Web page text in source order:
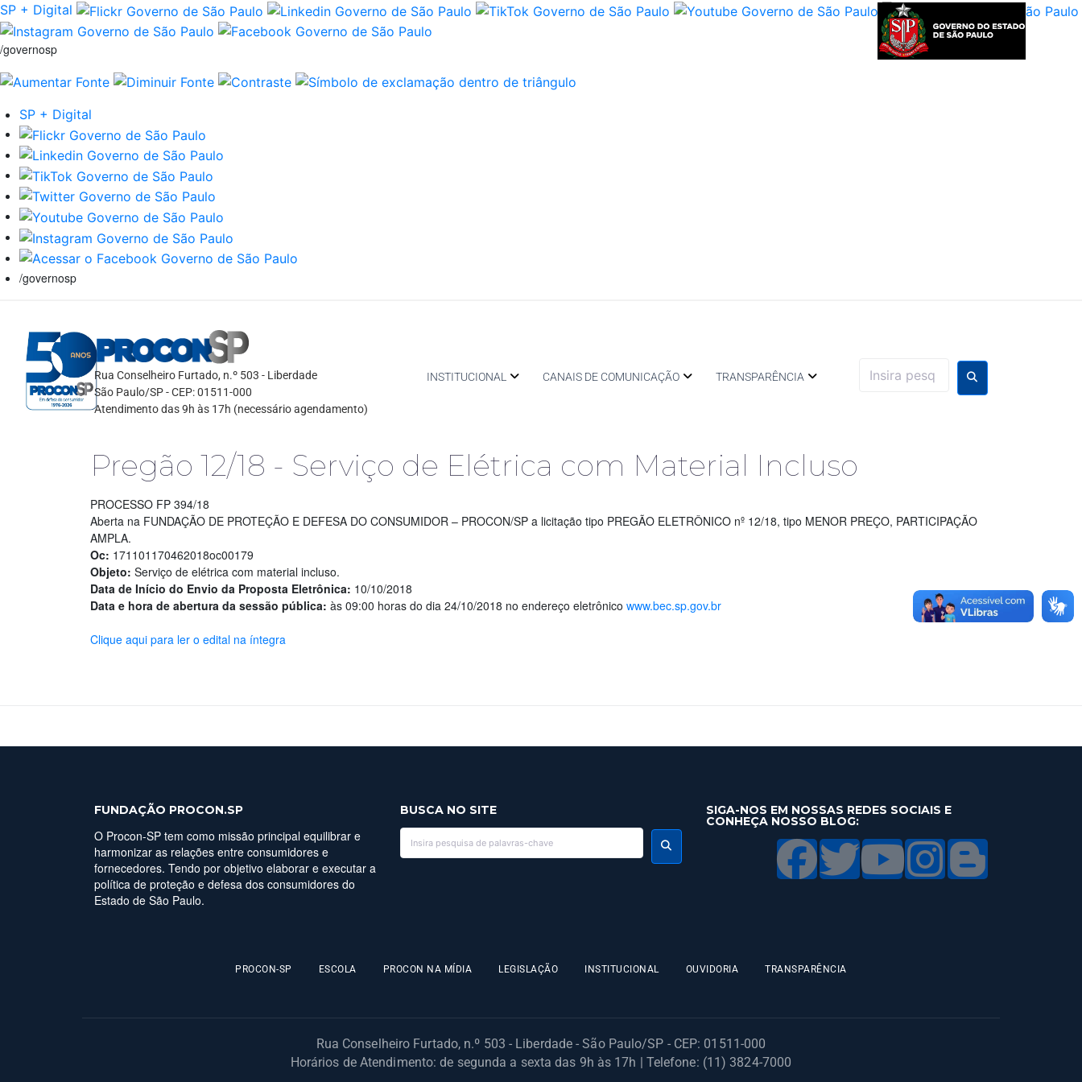
SP + Digital
/governosp
SP + Digital
/governosp
Rua Conselheiro Furtado, n.º 503 - Liberdade
São Paulo/SP - CEP: 01511-000
Atendimento das 9h às 17h (necessário agendamento)
INSTITUCIONAL CANAIS DE COMUNICAÇÃO TRANSPARÊNCIA
Pregão 12/18 - Serviço de Elétrica com Material Incluso
PROCESSO FP 394/18
Aberta na FUNDAÇÃO DE PROTEÇÃO E DEFESA DO CONSUMIDOR – PROCON/SP a licitação tipo PREGÃO ELETRÔNICO nº 12/18, tipo MENOR PREÇO, PARTICIPAÇÃO
AMPLA.
Oc: 171101170462018oc00179
Objeto: Serviço de elétrica com material incluso.
Data de Início do Envio da Proposta Eletrônica: 10/10/2018
Data e hora de abertura da sessão pública: às 09:00 horas do dia 24/10/2018 no endereço eletrônico www.bec.sp.gov.br
Clique aqui para ler o edital na íntegra
FUNDAÇÃO PROCON.SP
O Procon-SP tem como missão principal equilibrar e
harmonizar as relações entre consumidores e
fornecedores. Tendo por objetivo elaborar e executar a
política de proteção e defesa dos consumidores do
Estado de São Paulo.
BUSCA NO SITE SIGA-NOS EM NOSSAS REDES SOCIAIS E
CONHEÇA NOSSO BLOG:
PROCON-SP ESCOLA PROCON NA MÍDIA LEGISLAÇÃO INSTITUCIONAL OUVIDORIA TRANSPARÊNCIA
Rua Conselheiro Furtado, n.º 503 - Liberdade - São Paulo/SP - CEP: 01511-000
Horários de Atendimento: de segunda a sexta das 9h às 17h | Telefone: (11) 3824-7000